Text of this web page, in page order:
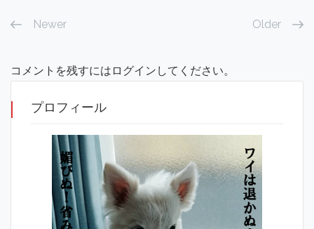
Newer Older
コメントを残すにはログインしてください。
プロフィール